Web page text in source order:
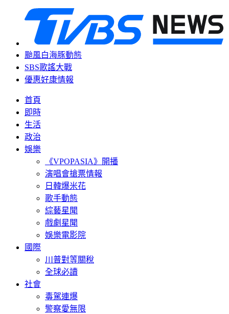
颱風白海豚動態
SBS歌謠大戰
優惠好康情報
首頁
即時
生活
政治
娛樂
《VPOPASIA》開播
演唱會搶票情報
日韓爆米花
歌手動態
綜藝星聞
戲劇星聞
娛樂電影院
國際
川普對等關稅
全球必讀
社會
毒駕連爆
警察愛無限